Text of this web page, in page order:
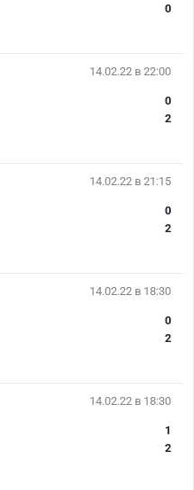
0
14.02.22 в 22:00
0
2
14.02.22 в 21:15
0
2
14.02.22 в 18:30
0
2
14.02.22 в 18:30
1
2